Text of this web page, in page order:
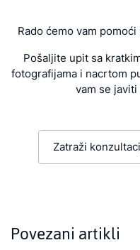
Rado ćemo vam
Pošaljite upit sa
fotografijama i nacrtom
vam se
Zatraži
Povezani artikli